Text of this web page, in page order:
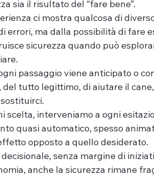
sia il risultato del “fare bene”.
ci mostra qualcosa di
errori, ma dalla possibilità di fare
sicurezza quando può
passaggio viene anticipato o
del tutto legittimo, di aiutare il
scelta, interveniamo a ogni
quasi automatico, spesso
opposto a quello desiderato.
senza margine di
anche la sicurezza rimane